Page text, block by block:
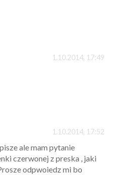
1.10.2014, 17:49
1.10.2014, 17:52
ale mam pytanie
czerwonej z preska , jaki
odpwoiedz mi bo